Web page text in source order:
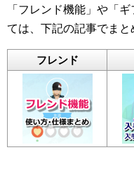
「フレンド機能」や「
ては、下記の記事でまと
フレンド